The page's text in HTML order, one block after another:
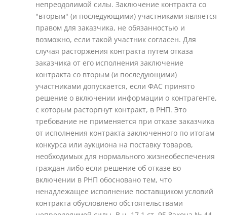
непреодолимой силы. Заключение контракта со
"вторым" (и последующими) участниками является
правом для заказчика, не обязанностью и
возможно, если такой участник согласен. Для
случая расторжения контракта путем отказа
заказчика от его исполнения заключение
контракта со вторым (и последующими)
участниками допускается, если ФАС принято
решение о включении информации о контрагенте,
с которым расторгнут контракт, в РНП. Это
требование не применяется при отказе заказчика
от исполнения контракта заключенного по итогам
конкурса или аукциона на поставку товаров,
необходимых для нормального жизнеобеспечения
граждан либо если решение об отказе во
включении в РНП обосновано тем, что
ненадлежащее исполнение поставщиком условий
контракта обусловлено обстоятельствами